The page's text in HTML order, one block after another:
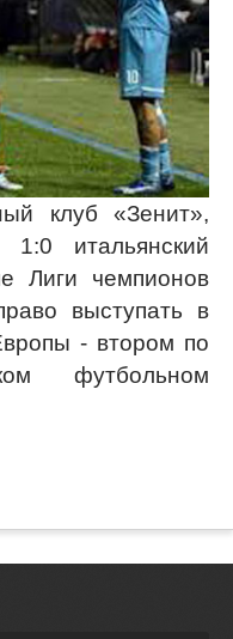
клуб «Зенит»,
итальянский
Лиги чемпионов
выступать в
- втором по
футбольном